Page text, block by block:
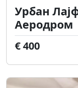
Урбан
Аеродром
€ 400